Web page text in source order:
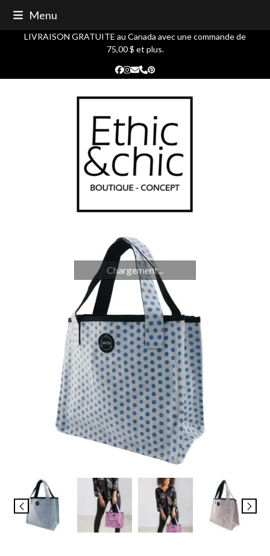
content
Menu
LIVRAISON GRATUITE au Canada avec une commande de
75,00 $ et plus.
Facebook
Instagram
Courriel
Phone
Pinterest
Chargement...